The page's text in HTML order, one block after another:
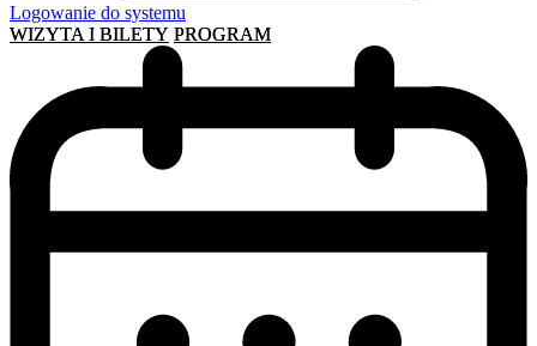
Logowanie do systemu
WIZYTA I BILETY PROGRAM